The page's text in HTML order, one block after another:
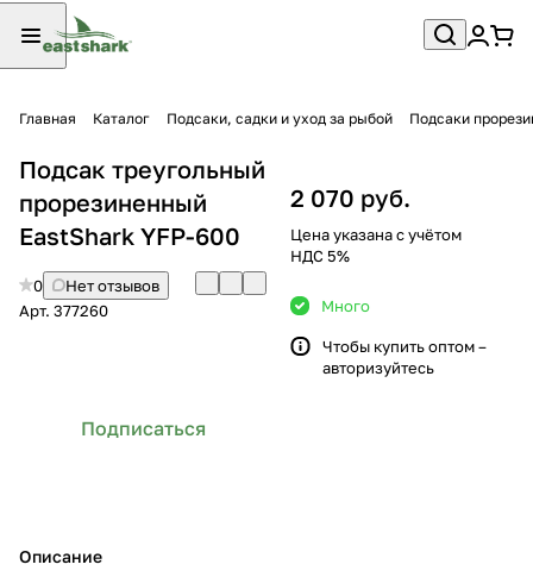
Главная Каталог Подсаки, садки и уход за рыбой Подсаки
Подсак треугольный
прорезиненный
EastShark YFP-600
0
Нет отзывов
Арт. 377260
Подписаться
Описание
2 070 руб.
Цена указана с учётом
НДС 5%
Много
Чтобы купить оптом –
авторизуйтесь